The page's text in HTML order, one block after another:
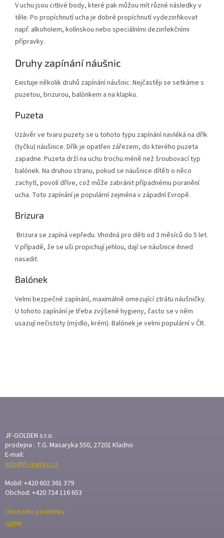
V uchu jsou citlivé body, které pak můžou mít různé následky v
těle. Po propíchnutí ucha je dobré propíchnutí vydezinfikovat
např. alkoholem, kolínskou nebo speciálními dezinfekčními
přípravky.
Druhy zapínání náušnic
Existuje několik druhů zapínání náušnic. Nejčastěji se setkáme s
puzetou, brizurou, balónkem a na klapku.
Puzeta
Uzávěr ve tvaru puzety se u tohoto typu zapínání navléká na dřík
(tyčku) náušnice. Dřík je opatřen zářezem, do kterého puzeta
zapadne. Puzeta drží na uchu trochu méně než šroubovací typ
balónek. Na druhou stranu, pokud se náušnice dítěti o něco
zachytí, povolí dříve, což může zabránit případnému poranění
ucha. Toto zapínání je populární zejména v západní Evropě.
Brizura
Brizura se zapíná vepředu. Vhodná pro děti od 3 měsíců do 5 let.
V případě, že se uši propichují jehlou, dají se náušnice ihned
nasadit.
Balónek
Velmi bezpečné zapínání, maximálně omezující ztrátu náušničky.
U tohoto zapínání je třeba zvýšené hygieny, často se v něm
usazují nečistoty (mýdlo, krém). Balónek je velmi populární v ČR.
A
T
JF-GOLDEN s.r.o.
prodejna : T.G. Masaryka 550, 27201 Kladno
E-mail:
info@jf-sperky.cz
Mobil: +420 602 361 379
Obchod: +420 724 116 653
Obchodní podmínky
GDPR